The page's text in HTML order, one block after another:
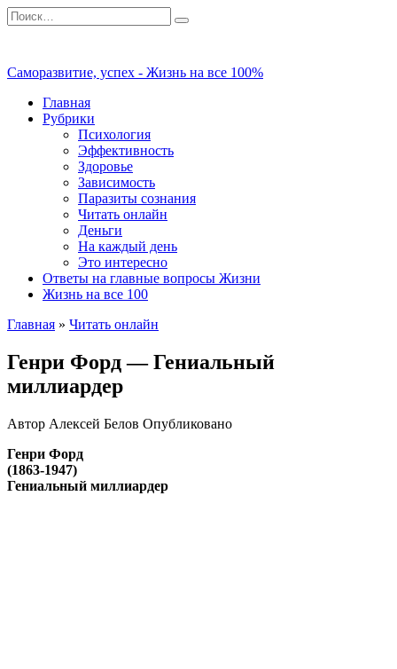
Перейти
к
Search
for:
Саморазвитие, успех - Жизнь на все 100%
Главная
Рубрики
Психология
Эффективность
Здоровье
Зависимость
Паразиты сознания
Читать онлайн
Деньги
На каждый день
Это интересно
Ответы на главные вопросы Жизни
Жизнь на все 100
Главная » Читать онлайн
Генри Форд — Гениальный
миллиардер
Автор Алексей Белов Опубликовано
Генри Форд
(1863-1947)
Гениальный миллиардер